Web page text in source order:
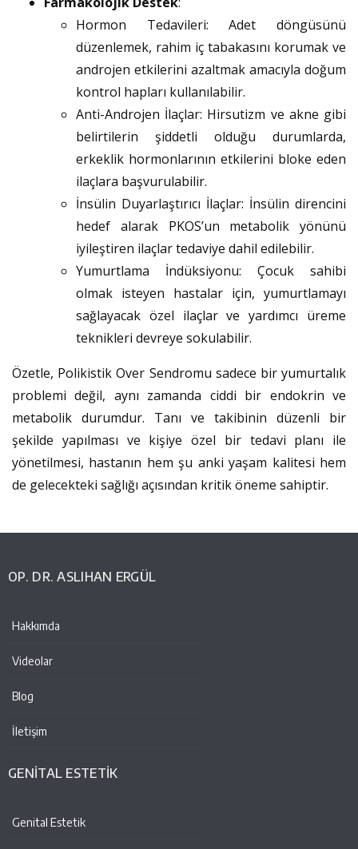
Hormon Tedavileri: Adet döngüsünü
düzenlemek, rahim iç tabakasını korumak ve
androjen etkilerini azaltmak amacıyla doğum
kontrol hapları kullanılabilir.
Anti-Androjen İlaçlar: Hirsutizm ve akne gibi
belirtilerin şiddetli olduğu durumlarda,
erkeklik hormonlarının etkilerini bloke eden
ilaçlara başvurulabilir.
İnsülin Duyarlaştırıcı İlaçlar: İnsülin direncini
hedef alarak PKOS’un metabolik yönünü
iyileştiren ilaçlar tedaviye dahil edilebilir.
Yumurtlama İndüksiyonu: Çocuk sahibi
olmak isteyen hastalar için, yumurtlamayı
sağlayacak özel ilaçlar ve yardımcı üreme
teknikleri devreye sokulabilir.
Özetle, Polikistik Over Sendromu sadece bir yumurtalık
problemi değil, aynı zamanda ciddi bir endokrin ve
metabolik durumdur. Tanı ve takibinin düzenli bir
şekilde yapılması ve kişiye özel bir tedavi planı ile
yönetilmesi, hastanın hem şu anki yaşam kalitesi hem
de gelecekteki sağlığı açısından kritik öneme sahiptir.
OP. DR. ASLIHAN ERGÜL
Hakkımda
Videolar
Blog
İletişim
GENİTAL ESTETİK
Genital Estetik